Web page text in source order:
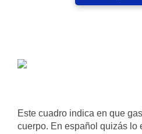
Este cuadro indica en que
cuerpo. En español quizás lo